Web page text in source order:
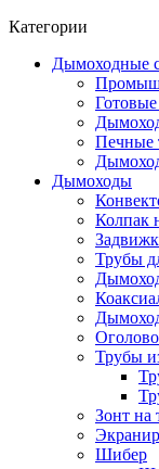
Категории
Дымоходные
Печные
Дымоходы
Колпак
Трубы
Трубы
Зонт на
Шибер